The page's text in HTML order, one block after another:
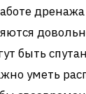
быть
уметь